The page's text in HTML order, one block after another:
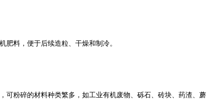
料，便于后续造粒、干燥和制冷。
可粉碎的材料种类繁多，如工业有机废物、砾石、砖块、药渣、蘑